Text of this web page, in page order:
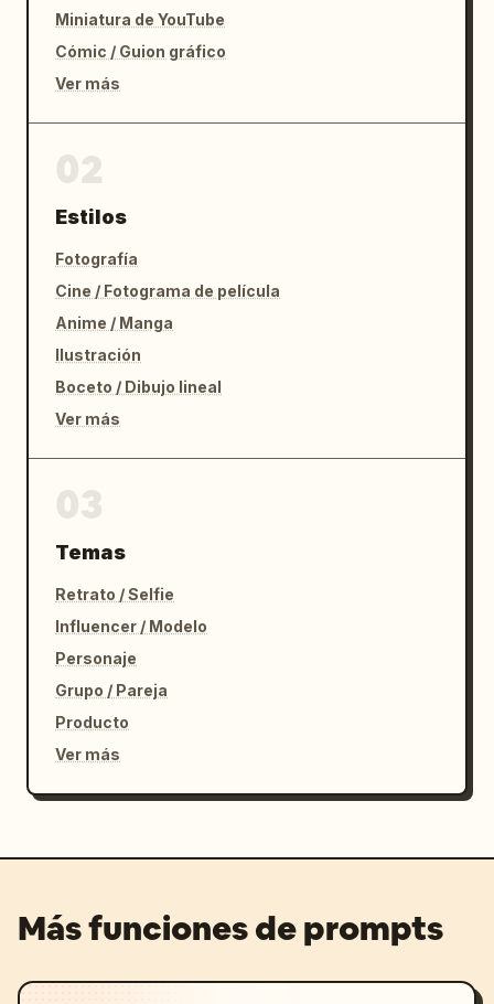
Miniatura de YouTube
Cómic / Guion gráfico
Ver más
Estilos
Fotografía
Cine / Fotograma de película
Anime / Manga
Ilustración
Boceto / Dibujo lineal
Ver más
Temas
Retrato / Selfie
Influencer / Modelo
Personaje
Grupo / Pareja
Producto
Ver más
Más funciones de prompts